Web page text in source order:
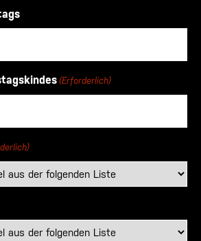
(Erforderlich)